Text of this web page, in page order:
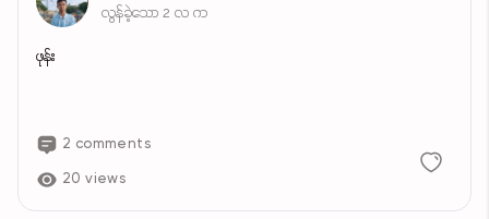
လွန်ခဲ့သော 2 လ က
ဖုန်း
2 comments
20 views